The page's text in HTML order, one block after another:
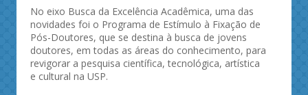
No eixo Busca da Excelência Acadêmica, uma das
novidades foi o Programa de Estímulo à Fixação de
Pós-Doutores, que se destina à busca de jovens
doutores, em todas as áreas do conhecimento, para
revigorar a pesquisa científica, tecnológica, artística
e cultural na USP.